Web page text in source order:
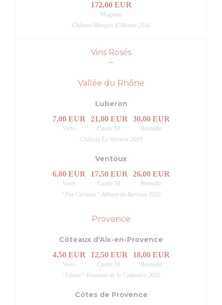
172,00 EUR
Magnum
Château Marquis d’Alesme 2016
Vins Rosés
Vallée du Rhône
Luberon
7,00 EUR
Verre
21,00 EUR
Carafe 50.
30,00 EUR
Bouteille
Château La Verrerie 2019
Ventoux
6,00 EUR
Verre
17,50 EUR
Carafe 50.
26,00 EUR
Bouteille
“Pax Caritatis“ Abbaye du Barroux 2022
Provence
Côteaux d'Aix-en-Provence
4,50 EUR
Verre
12,50 EUR
Carafe 50.
18,00 EUR
Bouteille
“Léonie“ Domaine de la Cadenière 2022
Côtes de Provence